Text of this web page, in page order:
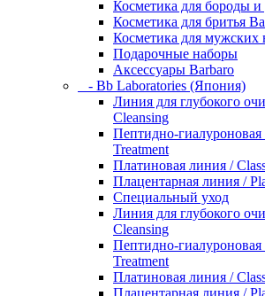
Косметика для бороды и
Косметика для бритья
Косметика для мужских
Подарочные наборы
Аксессуары Barbaro
- Bb Laboratories (Япония)
Линия для глубокого
Cleansing
Пептидно-
Treatment
Платиновая линия /
Плацентарная линия /
Специальный уход
Линия для глубокого
Cleansing
Пептидно-
Treatment
Платиновая линия /
Плацентарная линия /